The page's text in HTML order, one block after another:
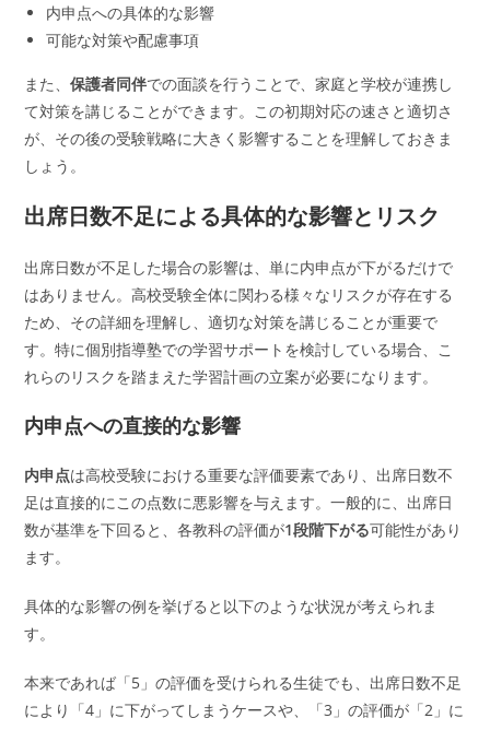
内申点への具体的な影響
可能な対策や配慮事項
また、保護者同伴での面談を行うことで、家庭と学校が連携し
て対策を講じることができます。この初期対応の速さと適切さ
が、その後の受験戦略に大きく影響することを理解しておきま
しょう。
出席日数不足による具体的な影響とリスク
出席日数が不足した場合の影響は、単に内申点が下がるだけで
はありません。高校受験全体に関わる様々なリスクが存在する
ため、その詳細を理解し、適切な対策を講じることが重要で
す。特に個別指導塾での学習サポートを検討している場合、こ
れらのリスクを踏まえた学習計画の立案が必要になります。
内申点への直接的な影響
内申点は高校受験における重要な評価要素であり、出席日数不
足は直接的にこの点数に悪影響を与えます。一般的に、出席日
数が基準を下回ると、各教科の評価が1段階下がる可能性があり
ます。
具体的な影響の例を挙げると以下のような状況が考えられま
す。
本来であれば「5」の評価を受けられる生徒でも、出席日数不足
により「4」に下がってしまうケースや、「3」の評価が「2」に